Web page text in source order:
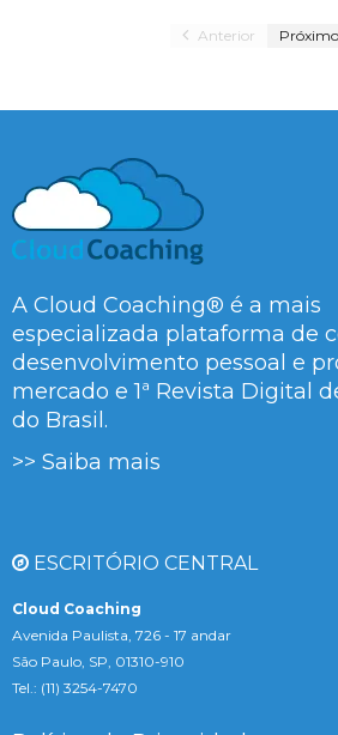
Anterior Próximo
A Cloud Coaching® é a mais
especializada plataforma de
desenvolvimento pessoal e
mercado e 1ª Revista Digital
do Brasil.
>> Saiba mais
ESCRITÓRIO CENTRAL
Cloud Coaching
Avenida Paulista, 726 - 17 andar
São Paulo, SP, 01310-910
Tel.: (11) 3254-7470